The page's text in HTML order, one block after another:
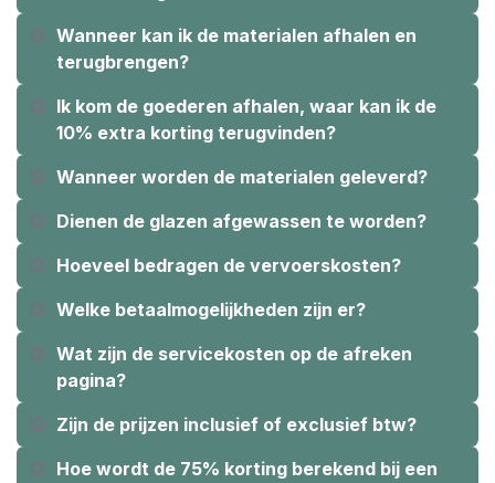
Wanneer kan ik de materialen afhalen en
terugbrengen?
Ik kom de goederen afhalen, waar kan ik de
10% extra korting terugvinden?
Wanneer worden de materialen geleverd? ​​
Dienen de glazen afgewassen te worden? ​
Hoeveel bedragen de vervoerskosten? ​
Welke betaalmogelijkheden zijn er?
Wat zijn de servicekosten op de afreken
pagina?
Zijn de prijzen inclusief of exclusief btw?
Hoe wordt de 75% korting berekend bij een